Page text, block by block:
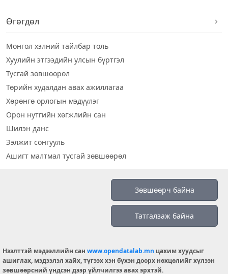
Өгөгдөл
Монгол хэлний тайлбар толь
Хуулийн этгээдийн улсын бүртгэл
Тусгай зөвшөөрөл
Төрийн худалдан авах ажиллагаа
Хөрөнгө орлогын мэдүүлэг
Орон нутгийн хөгжлийн сан
Шилэн данс
Ээлжит сонгууль
Ашигт малтмал тусгай зөвшөөрөл
info@opendatalab.mn
© 2026 OPENDATA LAB MONGOLIA.
Зөвшөөрч байна
Татгалзаж байна
Нээлттэй мэдээллийн сан www.opendatalab.mn цахим хуудсыг
ашиглах, мэдээлэл хайх, түгээх хэн бүхэн доорх нөхцөлийг хүлээн
зөвшөөрсний үндсэн дээр үйлчилгээ авах эрхтэй.